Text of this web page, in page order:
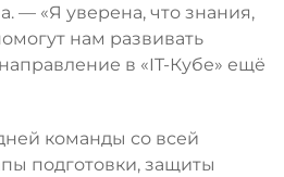
— «Я уверена, что знания,
нам развивать
в «IT-Кубе» ещё
команды со всей
подготовки, защиты